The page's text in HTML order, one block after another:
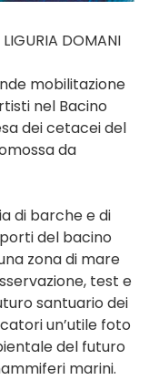
LIGURIA DOMANI
mobilitazione
nel Bacino
dei cetacei del
da
di barche e di
del bacino
zona di mare
test e
santuario dei
un’utile foto
del futuro
marini.